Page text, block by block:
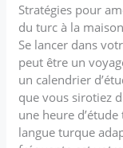
Stratégies pour
du turc à la maison
Se lancer dans
peut être un
un calendrier
que vous sirotiez
une heure
langue turque